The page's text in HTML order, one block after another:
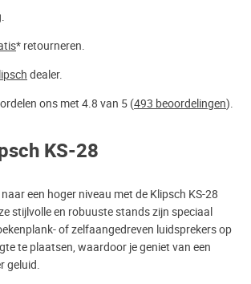
* retourneren.
dealer.
ons met 4.8 van 5 (493 beoordelingen).
KS-28
een hoger niveau met de Klipsch KS-28
stijlvolle en robuuste stands zijn speciaal
of zelfaangedreven luidsprekers op
te plaatsen, waardoor je geniet van een
geluid.